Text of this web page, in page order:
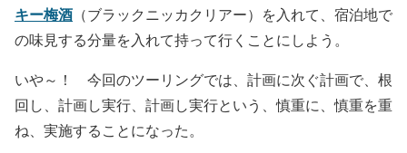
キー梅酒 （ブラックニッカクリアー）を入れて、宿泊地で
の味見する分量を入れて持って行くことにしよう。
いや～！ 今回のツーリングでは、計画に次ぐ計画で、根
回し、計画し実行、計画し実行という、慎重に、慎重を重
ね、実施することになった。